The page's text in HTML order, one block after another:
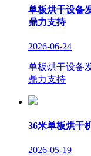
单板烘干设备
鼎力支持
2026-06-24
单板烘干设备
鼎力支持
36米单板烘干
2026-05-19